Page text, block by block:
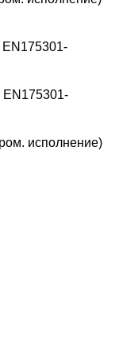
исполнение)